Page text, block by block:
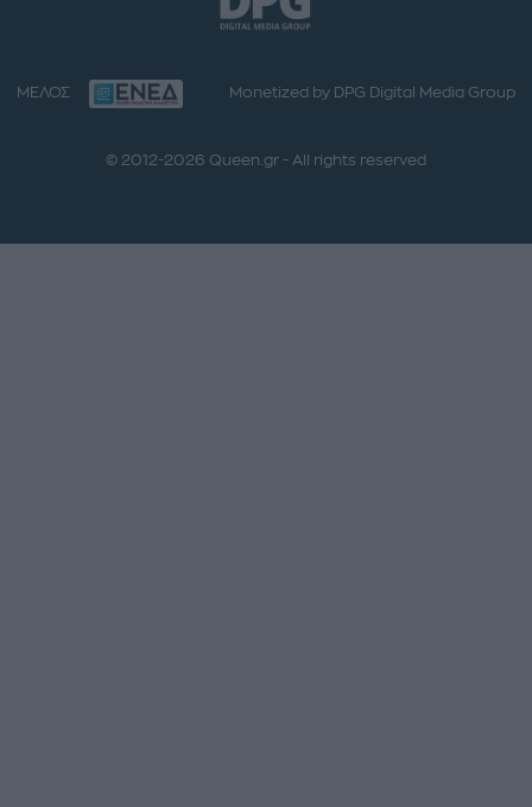
ΜΕΛΟΣ Monetized by DPG Digital Media Group
© 2012-2026 Queen.gr - All rights reserved